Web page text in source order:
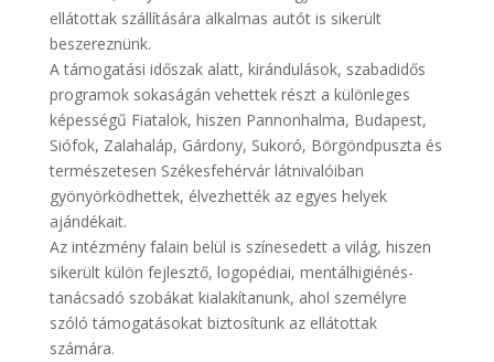
ellátottak szállítására alkalmas autót is sikerült
beszereznünk.
A támogatási időszak alatt, kirándulások, szabadidős
programok sokaságán vehettek részt a különleges
képességű Fiatalok, hiszen Pannonhalma, Budapest,
Siófok, Zalahaláp, Gárdony, Sukoró, Börgöndpuszta és
természetesen Székesfehérvár látnivalóiban
gyönyörködhettek, élvezhették az egyes helyek
ajándékait.
Az intézmény falain belül is színesedett a világ, hiszen
sikerült külön fejlesztő, logopédiai, mentálhigiénés-
tanácsadó szobákat kialakítanunk, ahol személyre
szóló támogatásokat biztosítunk az ellátottak
számára.